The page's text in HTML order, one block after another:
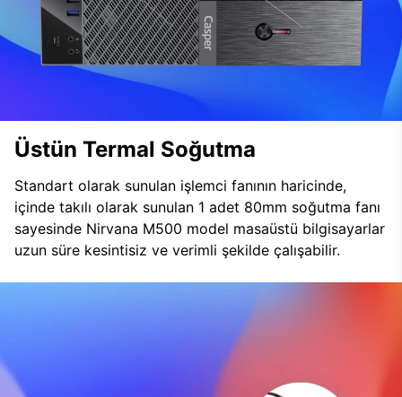
Üstün Termal Soğutma
Standart olarak sunulan işlemci fanının haricinde,
içinde takılı olarak sunulan 1 adet 80mm soğutma fanı
sayesinde Nirvana M500 model masaüstü bilgisayarlar
uzun süre kesintisiz ve verimli şekilde çalışabilir.